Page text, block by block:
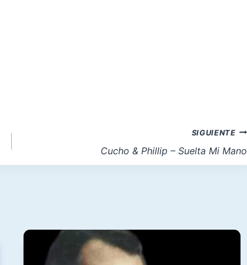
SIGUIENTE
Cucho & Phillip – Suelta Mi Mano